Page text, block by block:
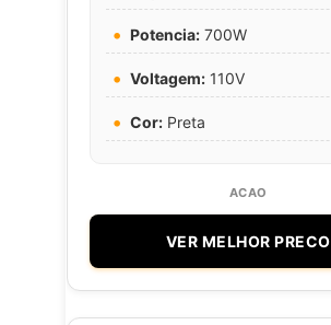
Potencia: 700W
Voltagem: 110V
Cor: Preta
VER MELHOR PRECO